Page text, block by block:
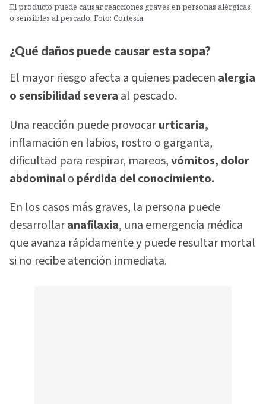
El producto puede causar reacciones graves en personas alérgicas
o sensibles al pescado. Foto: Cortesía
¿Qué daños puede causar esta sopa?
El mayor riesgo afecta a quienes padecen alergia
o sensibilidad severa al pescado.
Una reacción puede provocarurticaria,
inflamación en labios, rostro o garganta,
dificultad para respirar, mareos,vómitos, dolor
abdominalo pérdida del conocimiento.
En los casos más graves, la persona puede
desarrollaranafilaxia, una emergencia médica
que avanza rápidamente y puede resultar mortal
si no recibe atención inmediata.